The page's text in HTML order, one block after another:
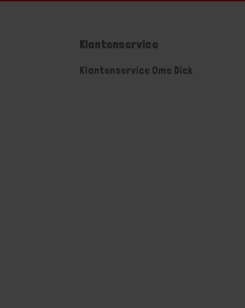
Klantenservice
Klantenservice Ome Dick